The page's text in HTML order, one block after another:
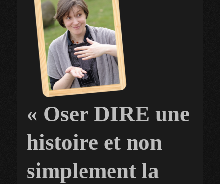
« Oser DIRE une
histoire et non
simplement la